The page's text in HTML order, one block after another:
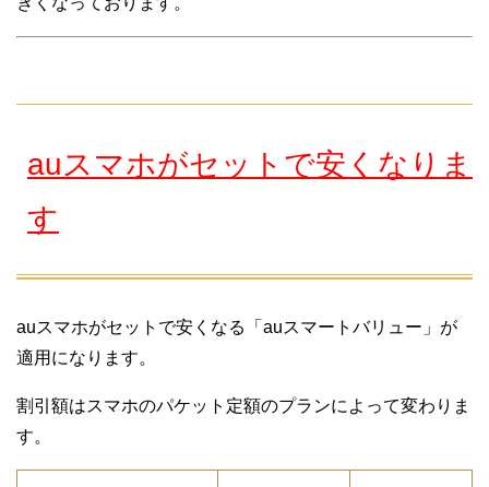
auスマホがセットで安くなりま
す
auスマホがセットで安くなる「auスマートバリュー」が
適用になります。
割引額はスマホのパケット定額のプランによって変わりま
す。